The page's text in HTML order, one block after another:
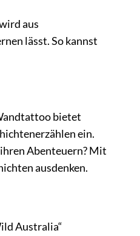
aus
lässt. So kannst
bietet
ein.
Abenteuern? Mit
ausdenken.
Australia“